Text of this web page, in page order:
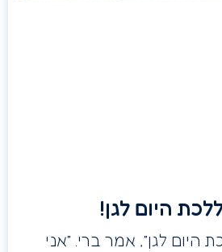
היום לגן!
היום לגן”, אמר ברי. ”אני